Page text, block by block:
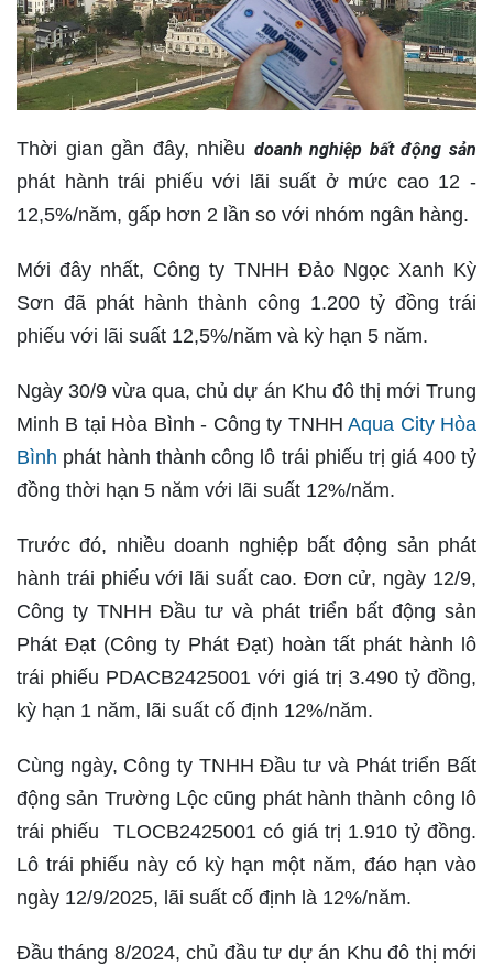
Thời gian gần đây, nhiều doanh nghiệp bất động sản
phát hành trái phiếu với lãi suất ở mức cao 12 -
12,5%/năm, gấp hơn 2 lần so với nhóm ngân hàng.
Mới đây nhất, Công ty TNHH Đảo Ngọc Xanh Kỳ
Sơn đã phát hành thành công 1.200 tỷ đồng trái
phiếu với lãi suất 12,5%/năm và kỳ hạn 5 năm.
Ngày 30/9 vừa qua, chủ dự án Khu đô thị mới Trung
Minh B tại Hòa Bình - Công ty TNHHAqua City Hòa
Bình phát hành thành công lô trái phiếu trị giá 400 tỷ
đồng thời hạn 5 năm với lãi suất 12%/năm.
Trước đó, nhiều doanh nghiệp bất động sản phát
hành trái phiếu với lãi suất cao. Đơn cử, ngày 12/9,
Công ty TNHH Đầu tư và phát triển bất động sản
Phát Đạt (Công ty Phát Đạt) hoàn tất phát hành lô
trái phiếu PDACB2425001 với giá trị 3.490 tỷ đồng,
kỳ hạn 1 năm, lãi suất cố định 12%/năm.
Cùng ngày, Công ty TNHH Đầu tư và Phát triển Bất
động sản Trường Lộc cũng phát hành thành công lô
trái phiếu TLOCB2425001 có giá trị 1.910 tỷ đồng.
Lô trái phiếu này có kỳ hạn một năm, đáo hạn vào
ngày 12/9/2025, lãi suất cố định là 12%/năm.
Đầu tháng 8/2024, chủ đầu tư dự án Khu đô thị mới